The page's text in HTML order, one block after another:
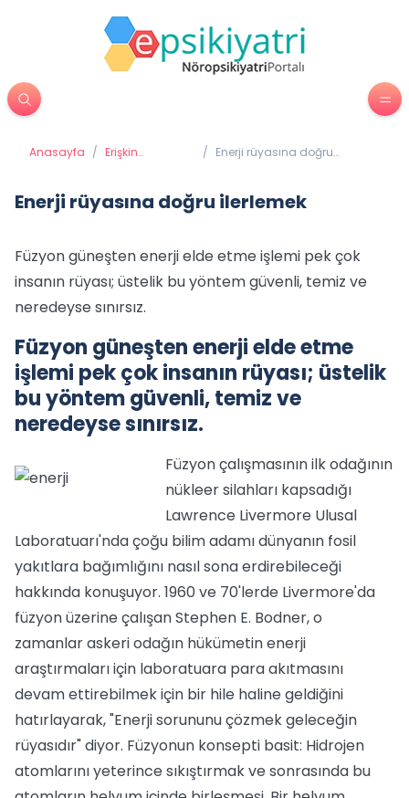
Anasayfa / Erişkin
/ Enerji rüyasına doğru
Enerji rüyasına doğru ilerlemek
Füzyon güneşten enerji elde etme işlemi pek çok
insanın rüyası; üstelik bu yöntem güvenli, temiz ve
neredeyse sınırsız.
Füzyon güneşten enerji elde etme
işlemi pek çok insanın rüyası; üstelik
bu yöntem güvenli, temiz ve
neredeyse sınırsız.
Füzyon çalışmasının ilk odağının
nükleer silahları kapsadığı
Lawrence Livermore Ulusal
Laboratuarı'nda çoğu bilim adamı dünyanın fosil
yakıtlara bağımlığını nasıl sona erdirebileceği
hakkında konuşuyor. 1960 ve 70'lerde Livermore'da
füzyon üzerine çalışan Stephen E. Bodner, o
zamanlar askeri odağın hükümetin enerji
araştırmaları için laboratuara para akıtmasını
devam ettirebilmek için bir hile haline geldiğini
hatırlayarak, "Enerji sorununu çözmek geleceğin
rüyasıdır" diyor. Füzyonun konsepti basit: Hidrojen
atomlarını yeterince sıkıştırmak ve sonrasında bu